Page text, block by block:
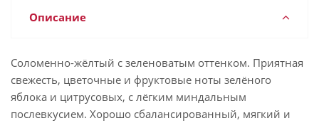
Описание
Соломенно-жёлтый с зеленоватым оттенком. Приятная
свежесть, цветочные и фруктовые ноты зелёного
яблока и цитрусовых, с лёгким миндальным
послевкусием. Хорошо сбалансированный, мягкий и